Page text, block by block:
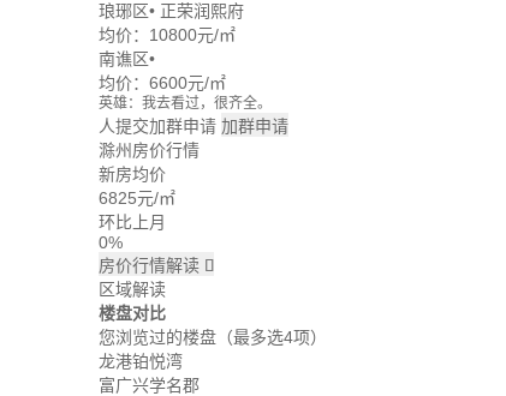
琅琊区• 正荣润熙府
均价： 10800元/㎡
南谯区•
均价： 6600元/㎡
英雄：我去看过，很齐全。
牛转乾坤：这个楼盘价格波动大么？
回忆：我建议你们去楼盘看看。
大头：也可以直接咨询置业管家。
吃了么：什么时候大家一起去看看。
蓝天：上周我已经签合同了。
雪花飘飘：好的呢。
人提交加群申请 加群申请
滁州房价行情
新房均价
6825元/㎡
环比上月
0%
房价行情解读 
区域解读
楼盘对比
您浏览过的楼盘 （最多选4项）
龙港铂悦湾
富广兴学名郡